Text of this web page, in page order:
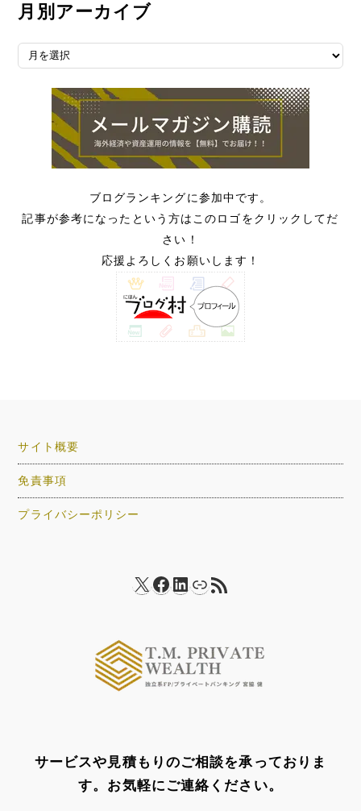
月別アーカイブ
月別アーカイブ
ブログランキングに参加中です。
記事が参考になったという方はこのロゴをクリックしてだ
さい！
応援よろしくお願いします！
サイト概要
免責事項
プライバシーポリシー
X Facebook
LinkedIn
リンクRSS フィード
サービスや見積もりのご相談を承っておりま
す。お気軽にご連絡ください。